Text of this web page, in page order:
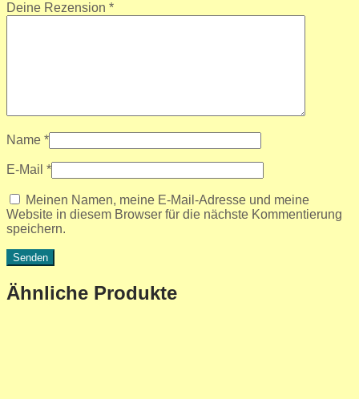
Deine Rezension *
Name *
E-Mail *
Meinen Namen, meine E-Mail-Adresse und meine
Website in diesem Browser für die nächste Kommentierung
speichern.
Ähnliche Produkte